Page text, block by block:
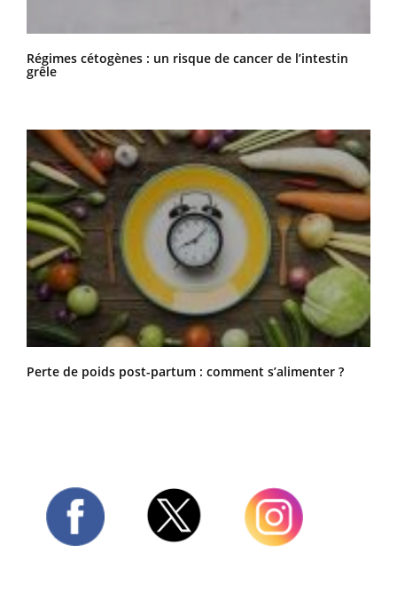
Régimes cétogènes : un risque de cancer de l’intestin
grêle
Perte de poids post-partum : comment s’alimenter ?